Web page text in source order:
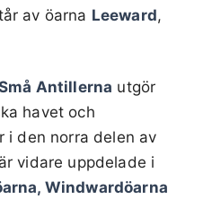
av öarna Leeward,
Antillerna utgör
havet och
i den norra delen av
vidare uppdelade i
Windwardöarna